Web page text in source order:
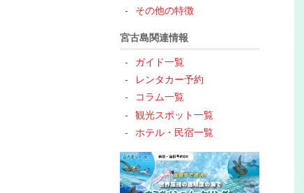
その他の特徴
宮古島関連情報
ガイド一覧
レンタカー予約
コラム一覧
観光スポット一覧
ホテル・民宿一覧